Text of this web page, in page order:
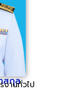
สกุล
งานทั่วไป